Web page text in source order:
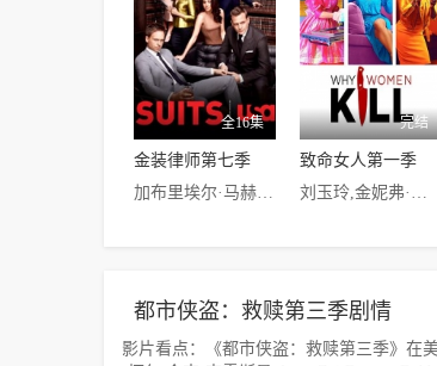
全16集
金装律师第七季
加布里埃尔·马赫特,帕特里克·J·亚当斯,吉娜·托瑞斯,Rick·Hoffman,梅格汉·马克尔,莎拉·拉弗提
完结
致命女人第一季
刘玉玲,金妮弗·古德温,瑞德·斯科特,山姆·贾格,亚历珊德拉·达达里奥
都市侠盗：救赎第三季剧情
影片看点：《都市侠盗：救赎第三季》在